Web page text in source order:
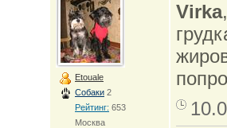
Etouale
Собаки 2
Рейтинг: 653
Москва
Virka